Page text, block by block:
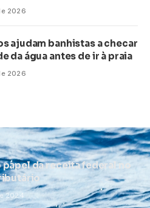
2026
ajudam banhistas a checar
da água antes de ir à praia
2026
papel da receita federal no
2024